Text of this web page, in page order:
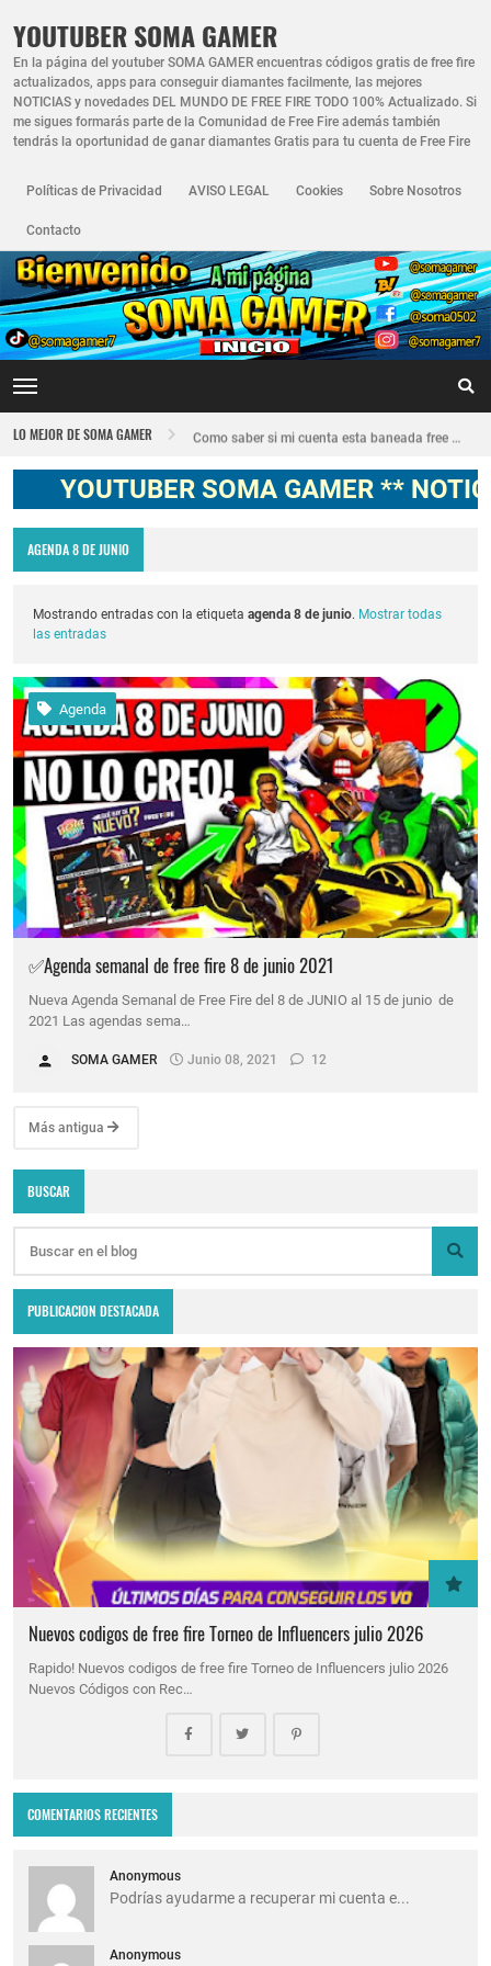
YOUTUBER SOMA GAMER
En la página del youtuber SOMA GAMER encuentras códigos gratis de free fire
actualizados, apps para conseguir diamantes facilmente, las mejores
NOTICIAS y novedades DEL MUNDO DE FREE FIRE TODO 100% Actualizado. Si
me sigues formarás parte de la Comunidad de Free Fire además también
tendrás la oportunidad de ganar diamantes Gratis para tu cuenta de Free Fire
Políticas de Privacidad AVISO LEGAL Cookies Sobre Nosotros
Contacto
LO MEJOR DE SOMA GAMER
Nuevo recuperador de cuentas de Free Fire actualizado 2026
FREE FIRE JORNAL FECHA CUENTA CREADA EN FREE FIRE
cuando fue mi ultima conexion en free fire 2025
Cómo quitar la mascota en free fire 2026
Cómo poner Espacio en blanco invisible en free fire 2025 solo copiar y pegar
YOUTUBER SOMA GAMER **
AGENDA 8 DE JUNIO
Mostrando entradas con la etiqueta agenda 8 de junio. Mostrar todas
las entradas
Agenda
✅Agenda semanal de free fire 8 de junio 2021
Nueva Agenda Semanal de Free Fire del 8 de JUNIO al 15 de junio de
2021 Las agendas sema…
SOMA GAMER Junio 08, 2021 12
Más antigua
BUSCAR
PUBLICACION DESTACADA
Nuevos codigos de free fire Torneo de Influencers julio 2026
Rapido! Nuevos codigos de free fire Torneo de Influencers julio 2026
Nuevos Códigos con Rec…
COMENTARIOS RECIENTES
Anonymous
Podrías ayudarme a recuperar mi cuenta e...
Anonymous